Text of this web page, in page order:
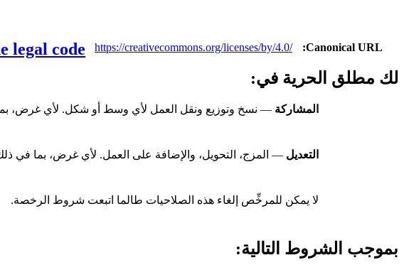
Canonical URL
https://creativecommons.org/licenses/by/4.0/
legal code
لك مطلق الحرية في:
المشاركة — نسخ وتوزيع ونقل العمل لأي وسط أو شكل. لأي غرض،
التعديل — المزج، التحويل، والإضافة على العمل. لأي غرض، بما في
لا يمكن للمرخِّص إلغاء هذه الصلاحيات طالما اتبعت شروط الرخصة.
بموجب الشروط التالية: